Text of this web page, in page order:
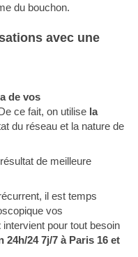
du bouchon.
avec une
de vos
ce fait, on utilise la
du réseau et la nature de
de meilleure
il est temps
vos
intervient pour tout besoin
24h/24 7j/7 à Paris 16 et